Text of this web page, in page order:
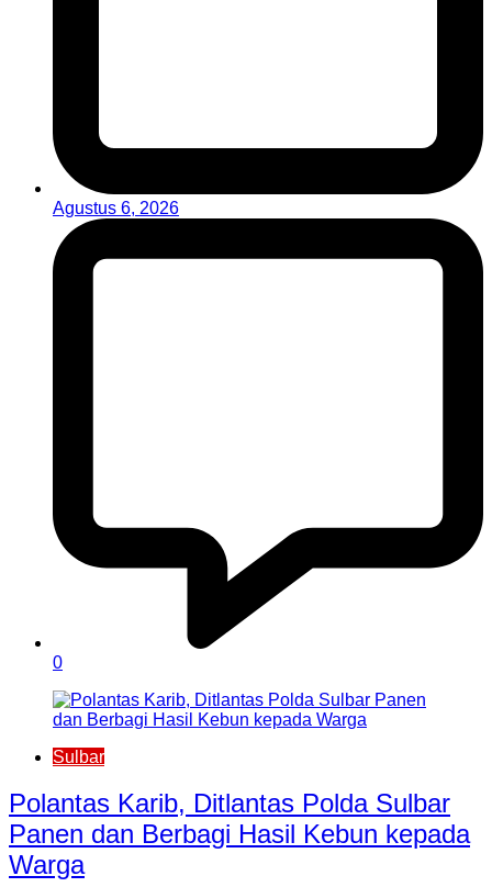
Agustus 6, 2026
0
Sulbar
Polantas Karib, Ditlantas Polda Sulbar
Panen dan Berbagi Hasil Kebun kepada
Warga